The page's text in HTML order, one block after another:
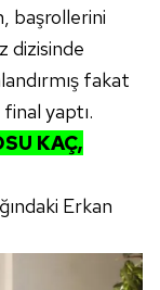
başrollerini
dizisinde
fakat
yaptı.
KAÇ,
Erkan